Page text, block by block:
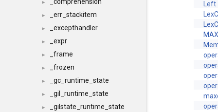
►
► _err_stackitem
► _excepthandler
► _expr
► _frame
► _frozen
► _gc_runtime_state
► _gil_runtime_state
► _gilstate_runtime_state
Left